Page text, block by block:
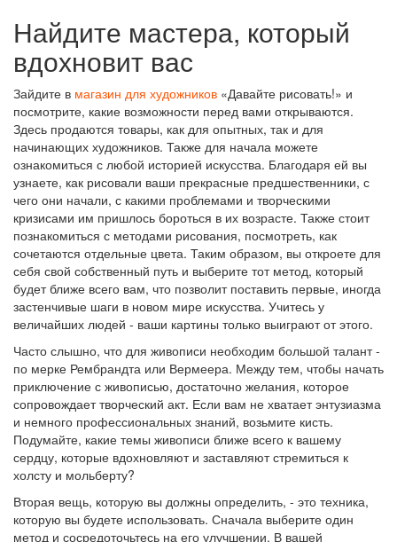
Найдите мастера, который
вдохновит вас
Зайдите в магазин для художников «Давайте рисовать!» и
посмотрите, какие возможности перед вами открываются.
Здесь продаются товары, как для опытных, так и для
начинающих художников. Также для начала можете
ознакомиться с любой историей искусства. Благодаря ей вы
узнаете, как рисовали ваши прекрасные предшественники, с
чего они начали, с какими проблемами и творческими
кризисами им пришлось бороться в их возрасте. Также стоит
познакомиться с методами рисования, посмотреть, как
сочетаются отдельные цвета. Таким образом, вы откроете для
себя свой собственный путь и выберите тот метод, который
будет ближе всего вам, что позволит поставить первые, иногда
застенчивые шаги в новом мире искусства. Учитесь у
величайших людей - ваши картины только выиграют от этого.
Часто слышно, что для живописи необходим большой талант -
по мерке Рембрандта или Вермеера. Между тем, чтобы начать
приключение с живописью, достаточно желания, которое
сопровождает творческий акт. Если вам не хватает энтузиазма
и немного профессиональных знаний, возьмите кисть.
Подумайте, какие темы живописи ближе всего к вашему
сердцу, которые вдохновляют и заставляют стремиться к
холсту и мольберту?
Вторая вещь, которую вы должны определить, - это техника,
которую вы будете использовать. Сначала выберите один
метод и сосредоточьтесь на его улучшении. В вашей